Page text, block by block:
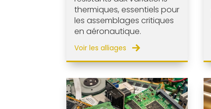
thermiques, essentiels pour
les assemblages critiques
en aéronautique.
Voir les alliages